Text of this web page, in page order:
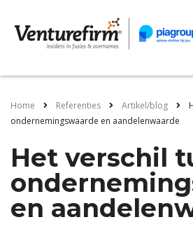
Home Referenties Artikel/blog
ondernemingswaarde en aandelenwaarde
Het verschil
en